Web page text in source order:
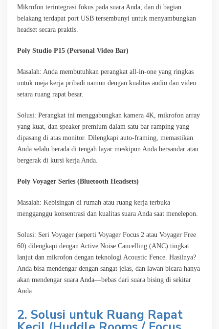
Mikrofon terintegrasi fokus pada suara Anda, dan di bagian
belakang terdapat port USB tersembunyi untuk menyambungkan
headset secara praktis.
Poly Studio P15 (Personal Video Bar)
Masalah: Anda membutuhkan perangkat all-in-one yang ringkas
untuk meja kerja pribadi namun dengan kualitas audio dan video
setara ruang rapat besar.
Solusi: Perangkat ini menggabungkan kamera 4K, mikrofon array
yang kuat, dan speaker premium dalam satu bar ramping yang
dipasang di atas monitor. Dilengkapi auto-framing, memastikan
Anda selalu berada di tengah layar meskipun Anda bersandar atau
bergerak di kursi kerja Anda.
Poly Voyager Series (Bluetooth Headsets)
Masalah: Kebisingan di rumah atau ruang kerja terbuka
mengganggu konsentrasi dan kualitas suara Anda saat menelepon.
Solusi: Seri Voyager (seperti Voyager Focus 2 atau Voyager Free
60) dilengkapi dengan Active Noise Cancelling (ANC) tingkat
lanjut dan mikrofon dengan teknologi Acoustic Fence. Hasilnya?
Anda bisa mendengar dengan sangat jelas, dan lawan bicara hanya
akan mendengar suara Anda—bebas dari suara bising di sekitar
Anda.
2. Solusi untuk Ruang Rapat